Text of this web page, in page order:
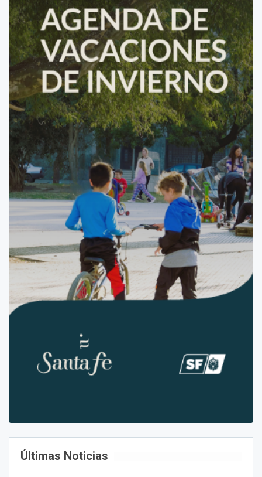
Últimas Noticias